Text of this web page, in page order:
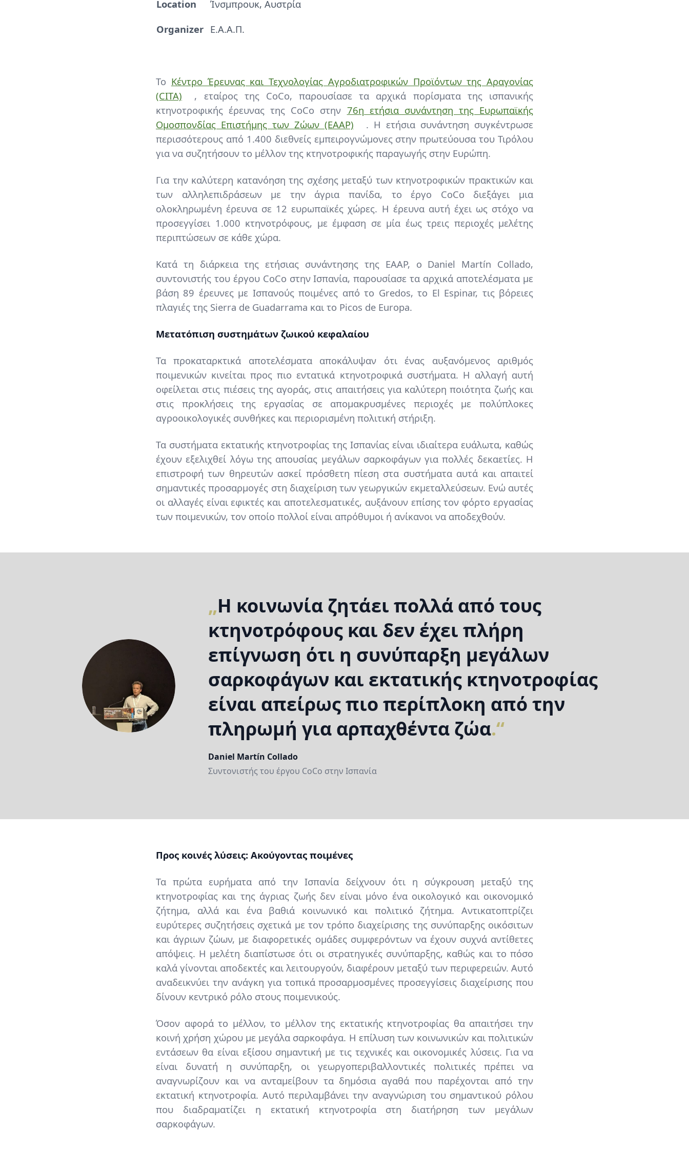
Location
Ίνσμπρουκ, Αυστρία
Organizer Ε.Α.Α.Π.
Content
Το Κέντρο Έρευνας και Τεχνολογίας Αγροδιατροφικών Προϊόντων της Αραγονίας
(CITA)
, εταίρος της CoCo, παρουσίασε τα αρχικά πορίσματα της ισπανικής
κτηνοτροφικής έρευνας της CoCo στην 76η ετήσια συνάντηση της Ευρωπαϊκής
Ομοσπονδίας Επιστήμης των Ζώων (EAAP)
. Η ετήσια συνάντηση συγκέντρωσε
περισσότερους από 1.400 διεθνείς εμπειρογνώμονες στην πρωτεύουσα του Τιρόλου
για να συζητήσουν το μέλλον της κτηνοτροφικής παραγωγής στην Ευρώπη.
Για την καλύτερη κατανόηση της σχέσης μεταξύ των κτηνοτροφικών πρακτικών και
των αλληλεπιδράσεων με την άγρια πανίδα, το έργο CoCo διεξάγει μια
ολοκληρωμένη έρευνα σε 12 ευρωπαϊκές χώρες. Η έρευνα αυτή έχει ως στόχο να
προσεγγίσει 1.000 κτηνοτρόφους, με έμφαση σε μία έως τρεις περιοχές μελέτης
περιπτώσεων σε κάθε χώρα.
Κατά τη διάρκεια της ετήσιας συνάντησης της EAAP, ο Daniel Martín Collado,
συντονιστής του έργου CoCo στην Ισπανία, παρουσίασε τα αρχικά αποτελέσματα με
βάση 89 έρευνες με Ισπανούς ποιμένες από το Gredos, το El Espinar, τις βόρειες
πλαγιές της Sierra de Guadarrama και το Picos de Europa.
Μετατόπιση συστημάτων ζωικού κεφαλαίου
Τα προκαταρκτικά αποτελέσματα αποκάλυψαν ότι ένας αυξανόμενος αριθμός
ποιμενικών κινείται προς πιο εντατικά κτηνοτροφικά συστήματα. Η αλλαγή αυτή
οφείλεται στις πιέσεις της αγοράς, στις απαιτήσεις για καλύτερη ποιότητα ζωής και
στις προκλήσεις της εργασίας σε απομακρυσμένες περιοχές με πολύπλοκες
αγροοικολογικές συνθήκες και περιορισμένη πολιτική στήριξη.
Τα συστήματα εκτατικής κτηνοτροφίας της Ισπανίας είναι ιδιαίτερα ευάλωτα, καθώς
έχουν εξελιχθεί λόγω της απουσίας μεγάλων σαρκοφάγων για πολλές δεκαετίες. Η
επιστροφή των θηρευτών ασκεί πρόσθετη πίεση στα συστήματα αυτά και απαιτεί
σημαντικές προσαρμογές στη διαχείριση των γεωργικών εκμεταλλεύσεων. Ενώ αυτές
οι αλλαγές είναι εφικτές και αποτελεσματικές, αυξάνουν επίσης τον φόρτο εργασίας
των ποιμενικών, τον οποίο πολλοί είναι απρόθυμοι ή ανίκανοι να αποδεχθούν.
Η κοινωνία ζητάει πολλά από τους
κτηνοτρόφους και δεν έχει πλήρη
επίγνωση ότι η συνύπαρξη μεγάλων
σαρκοφάγων και εκτατικής κτηνοτροφίας
είναι απείρως πιο περίπλοκη από την
πληρωμή για αρπαχθέντα ζώα.
Name
Daniel Martín Collado
Position
Συντονιστής του έργου CoCo στην Ισπανία
Content
Προς κοινές λύσεις: Ακούγοντας ποιμένες
Τα πρώτα ευρήματα από την Ισπανία δείχνουν ότι η σύγκρουση μεταξύ της
κτηνοτροφίας και της άγριας ζωής δεν είναι μόνο ένα οικολογικό και οικονομικό
ζήτημα, αλλά και ένα βαθιά κοινωνικό και πολιτικό ζήτημα. Αντικατοπτρίζει
ευρύτερες συζητήσεις σχετικά με τον τρόπο διαχείρισης της συνύπαρξης οικόσιτων
και άγριων ζώων, με διαφορετικές ομάδες συμφερόντων να έχουν συχνά αντίθετες
απόψεις. Η μελέτη διαπίστωσε ότι οι στρατηγικές συνύπαρξης, καθώς και το πόσο
καλά γίνονται αποδεκτές και λειτουργούν, διαφέρουν μεταξύ των περιφερειών. Αυτό
αναδεικνύει την ανάγκη για τοπικά προσαρμοσμένες προσεγγίσεις διαχείρισης που
δίνουν κεντρικό ρόλο στους ποιμενικούς.
Όσον αφορά το μέλλον, το μέλλον της εκτατικής κτηνοτροφίας θα απαιτήσει την
κοινή χρήση χώρου με μεγάλα σαρκοφάγα. Η επίλυση των κοινωνικών και πολιτικών
εντάσεων θα είναι εξίσου σημαντική με τις τεχνικές και οικονομικές λύσεις. Για να
είναι δυνατή η συνύπαρξη, οι γεωργοπεριβαλλοντικές πολιτικές πρέπει να
αναγνωρίζουν και να ανταμείβουν τα δημόσια αγαθά που παρέχονται από την
εκτατική κτηνοτροφία. Αυτό περιλαμβάνει την αναγνώριση του σημαντικού ρόλου
που διαδραματίζει η εκτατική κτηνοτροφία στη διατήρηση των μεγάλων
σαρκοφάγων.